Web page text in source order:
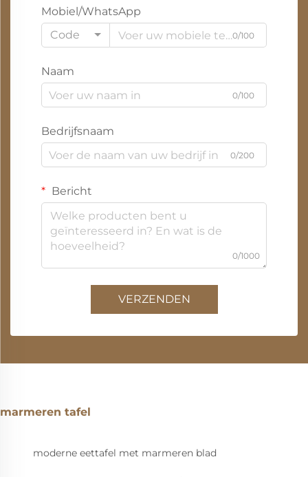
Mobiel/WhatsApp
Code
0/100
Naam
0/100
Bedrijfsnaam
0/200
Bericht
0/1000
VERZENDEN
marmeren tafel
moderne eettafel met marmeren blad